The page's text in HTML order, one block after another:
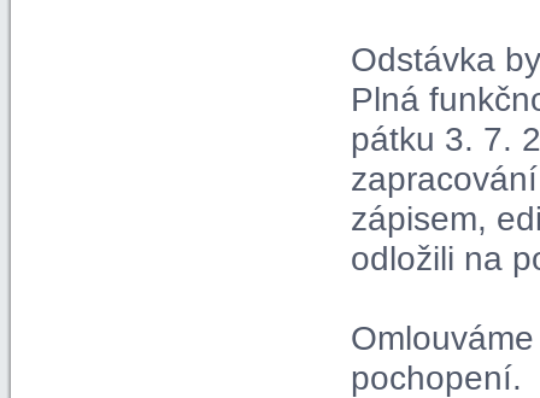
Odstávka
Plná
pátku 3. 7.
zápisem,
odložili na
pochopení.